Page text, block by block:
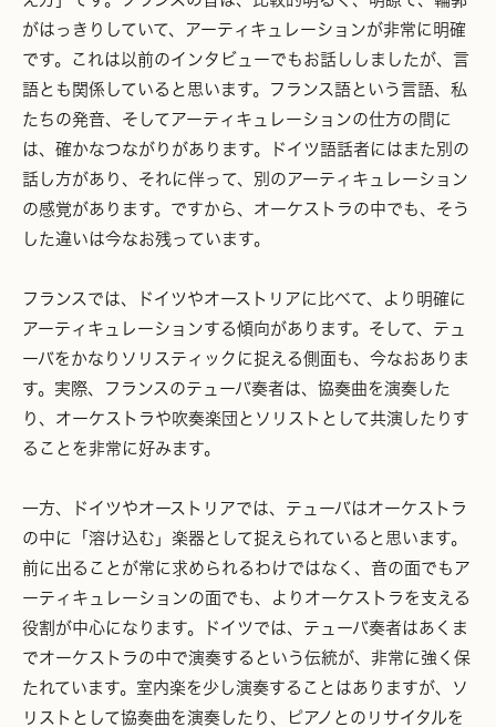
がはっきりしていて、アーティキュレーションが非常に明確
です。これは以前のインタビューでもお話ししましたが、言
語とも関係していると思います。フランス語という言語、私
たちの発音、そしてアーティキュレーションの仕方の間に
は、確かなつながりがあります。ドイツ語話者にはまた別の
話し方があり、それに伴って、別のアーティキュレーション
の感覚があります。ですから、オーケストラの中でも、そう
した違いは今なお残っています。
フランスでは、ドイツやオーストリアに比べて、より明確に
アーティキュレーションする傾向があります。そして、テュ
ーバをかなりソリスティックに捉える側面も、今なおありま
す。実際、フランスのテューバ奏者は、協奏曲を演奏した
り、オーケストラや吹奏楽団とソリストとして共演したりす
ることを非常に好みます。
一方、ドイツやオーストリアでは、テューバはオーケストラ
の中に「溶け込む」楽器として捉えられていると思います。
前に出ることが常に求められるわけではなく、音の面でもア
ーティキュレーションの面でも、よりオーケストラを支える
役割が中心になります。ドイツでは、テューバ奏者はあくま
でオーケストラの中で演奏するという伝統が、非常に強く保
たれています。室内楽を少し演奏することはありますが、ソ
リストとして協奏曲を演奏したり、ピアノとのリサイタルを